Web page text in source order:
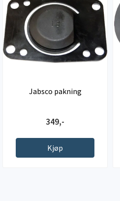
Jabsco pakning
349,-
Kjøp